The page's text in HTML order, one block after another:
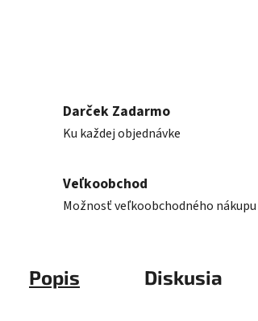
Darček Zadarmo
Ku každej objednávke
Veľkoobchod
Možnosť veľkoobchodného nákupu
Popis Diskusia